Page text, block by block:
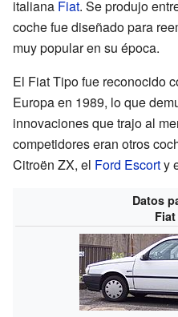
italiana Fiat. Se produjo
coche fue diseñado para
muy popular en su época.
El Fiat Tipo fue reconocido
Europa en 1989, lo que
innovaciones que trajo al
competidores eran otros
Citroën ZX, el Ford Escorty
Datos